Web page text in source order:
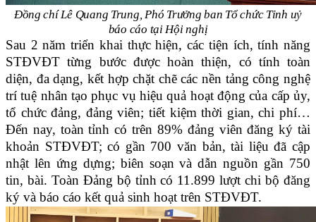
Đồng chí Lê Quang Trung, Phó Trưởng ban Tổ chức Tỉnh uỷ
báo cáo tại Hội nghị
Sau 2 năm triển khai thực hiện, các tiện ích, tính năng
STĐVĐT từng bước được hoàn thiện, có tính toàn
diện, đa dạng, kết hợp chặt chẽ các nền tảng công nghệ
trí tuệ nhân tạo phục vụ hiệu quả hoạt động của cấp ủy,
tổ chức đảng, đảng viên; tiết kiệm thời gian, chi phí…
Đến nay, toàn tỉnh có trên 89% đảng viên đăng ký tài
khoản STĐVĐT; có gần 700 văn bản, tài liệu đã cập
nhật lên ứng dựng; biên soạn và dẫn nguồn gần 750
tin, bài. Toàn Đảng bộ tỉnh có 11.899 lượt chi bộ đăng
ký và báo cáo kết quả sinh hoạt trên STĐVĐT.